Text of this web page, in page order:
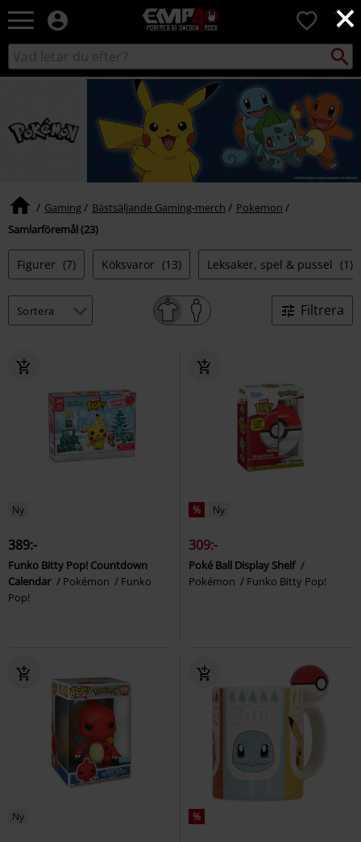
×
EMP
-
Musik,
TV
&
Spelmerch
-
Alternativt
Mode
0
Sök
i
Sök
Gaming Bästsäljande Gaming-merch
Pokemon
Samlarföremål (23)
Figurer (7) Köksvaror (13) Leksaker, spel & pussel (1)
Filtrera
Ny
389:-
Funko Bitty Pop! Countdown
Calendar
Pokémon
Funko
Pop!
% Ny
309:-
Poké Ball Display Shelf
Pokémon
Funko Bitty Pop!
Ny %